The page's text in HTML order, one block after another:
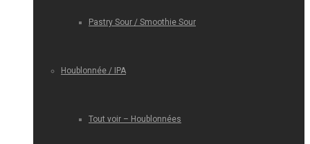
Pastry Sour / Smoothie Sour
Houblonnée / IPA
Tout voir – Houblonnées